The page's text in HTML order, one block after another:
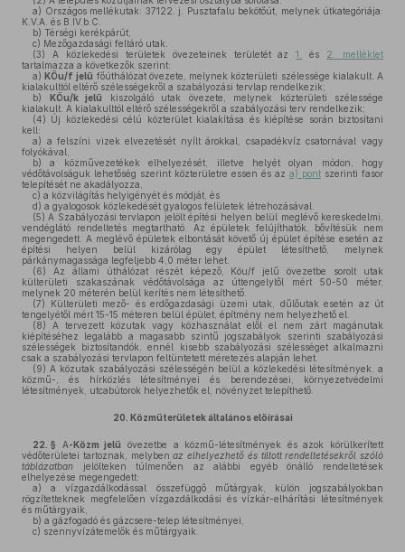
a) Országos mellékutak: 37122. j. Pusztafalu bekötőút, melynek útkategóriája:
K.V.A. és B.IV.b.C.
b) Térségi kerékpárút,
c) Mezőgazdasági feltáró utak.
(3) A közlekedési területek övezeteinek területét az1. és 2. melléklet
tartalmazza a következők szerint:
a) KÖu/f jelű főúthálózat övezete, melynek közterületi szélessége kialakult. A
kialakulttól eltérő szélességekről a szabályozási tervlap rendelkezik;
b)
KÖu/k jelű kiszolgáló utak övezete, melynek közterületi szélessége
kialakult. A kialakulttól eltérő szélességekről a szabályozási terv rendelkezik;
(4) Új közlekedési célú közterület kialakítása és kiépítése során biztosítani
kell:
a) a felszíni vizek elvezetését nyílt árokkal, csapadékvíz csatornával vagy
folyókával,
b) a közművezetékek elhelyezését, illetve helyét olyan módon, hogy
védőtávolságuk lehetőség szerint közterületre essen és az a) pont szerinti fasor
telepítését ne akadályozza,
c) a közvilágítás helyigényét és módját, és
d) a gyalogosok közlekedését gyalogos felületek létrehozásával.
(5) A Szabályozási tervlapon jelölt építési helyen belül meglévő kereskedelmi,
vendéglátó rendeltetés megtartható. Az épületek felújíthatók, bővítésük nem
megengedett. A meglévő épületek elbontását követő új épület építése esetén az
építési helyen belül kizárólag egy épület létesíthető, melynek
párkánymagassága legfeljebb 4,0 méter lehet.
(6) Az állami úthálózat részét képező, Köu/f jelű övezetbe sorolt utak
külterületi szakaszának védőtávolsága az úttengelytől mért 50-50 méter,
melynek 20 méterén belül kerítés nem létesíthető.
(7) Külterületi mező- és erdőgazdasági üzemi utak, dűlőutak esetén az út
tengelyétől mért 15-15 méteren belül épület, építmény nem helyezhető el.
(8) A tervezett közutak vagy közhasználat elől el nem zárt magánutak
kiépítéséhez legalább a magasabb szintű jogszabályok szerinti szabályozási
szélességek biztosítandók, ennél kisebb szabályozási szélességet alkalmazni
csak a szabályozási tervlapon feltüntetett méretezés alapján lehet.
(9) A közutak szabályozási szélességén belül a közlekedési létesítmények, a
közmű-, és hírközlés létesítményei és berendezései, környezetvédelmi
létesítmények, utcabútorok helyezhetők el, növényzet telepíthető.
20. Közműterületek általános előírásai
22. § A-Közm jelű
övezetbe a közmű-létesítmények és azok körülkerített
védőterületei tartoznak, melybenaz elhelyezhető és tiltott rendeltetésekről szóló
táblázatban jelölteken túlmenően az alábbi egyéb önálló rendeltetések
elhelyezése megengedett:
a) a vízgazdálkodással összefüggő műtárgyak, külön jogszabályokban
rögzítetteknek megfelelően vízgazdálkodási és vízkár-elhárítási létesítmények
és műtárgyaik,
b) a gázfogadó és gázcsere-telep létesítményei,
c) szennyvízátemelők és műtárgyaik.